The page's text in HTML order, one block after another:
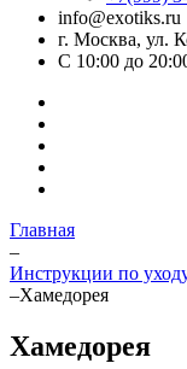
info@exotiks.ru
г. Москва, ул.
С 10:00 до
Главная
–
Инструкции по
–Хамедорея
Хамедорея